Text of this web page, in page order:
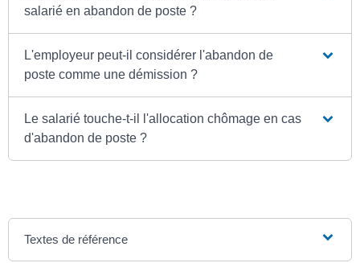
salarié en abandon de poste ?
L'employeur peut-il considérer l'abandon de
poste comme une démission ?
Le salarié touche-t-il l'allocation chômage en cas
d'abandon de poste ?
Textes de référence